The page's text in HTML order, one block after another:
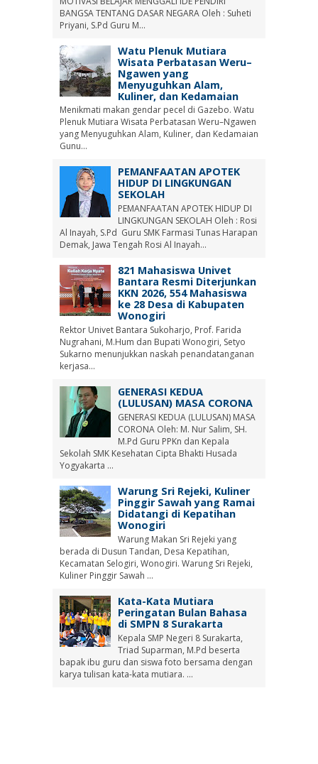
BANGSA TENTANG DASAR NEGARA Oleh : Suheti
Priyani, S.Pd Guru M...
Watu Plenuk Mutiara
Wisata Perbatasan Weru–
Ngawen yang
Menyuguhkan Alam,
Kuliner, dan Kedamaian
Menikmati makan gendar pecel di Gazebo. Watu
Plenuk Mutiara Wisata Perbatasan Weru–Ngawen
yang Menyuguhkan Alam, Kuliner, dan Kedamaian
Gunu...
PEMANFAATAN APOTEK
HIDUP DI LINGKUNGAN
SEKOLAH
PEMANFAATAN APOTEK HIDUP DI
LINGKUNGAN SEKOLAH Oleh : Rosi
Al Inayah, S.Pd Guru SMK Farmasi Tunas Harapan
Demak, Jawa Tengah Rosi Al Inayah...
821 Mahasiswa Univet
Bantara Resmi Diterjunkan
KKN 2026, 554 Mahasiswa
ke 28 Desa di Kabupaten
Wonogiri
Rektor Univet Bantara Sukoharjo, Prof. Farida
Nugrahani, M.Hum dan Bupati Wonogiri, Setyo
Sukarno menunjukkan naskah penandatanganan
kerjasa...
GENERASI KEDUA
(LULUSAN) MASA CORONA
GENERASI KEDUA (LULUSAN) MASA
CORONA Oleh: M. Nur Salim, SH.
M.Pd Guru PPKn dan Kepala
Sekolah SMK Kesehatan Cipta Bhakti Husada
Yogyakarta ...
Warung Sri Rejeki, Kuliner
Pinggir Sawah yang Ramai
Didatangi di Kepatihan
Wonogiri
Warung Makan Sri Rejeki yang
berada di Dusun Tandan, Desa Kepatihan,
Kecamatan Selogiri, Wonogiri. Warung Sri Rejeki,
Kuliner Pinggir Sawah ...
Kata-Kata Mutiara
Peringatan Bulan Bahasa
di SMPN 8 Surakarta
Kepala SMP Negeri 8 Surakarta,
Triad Suparman, M.Pd beserta
bapak ibu guru dan siswa foto bersama dengan
karya tulisan kata-kata mutiara. ...